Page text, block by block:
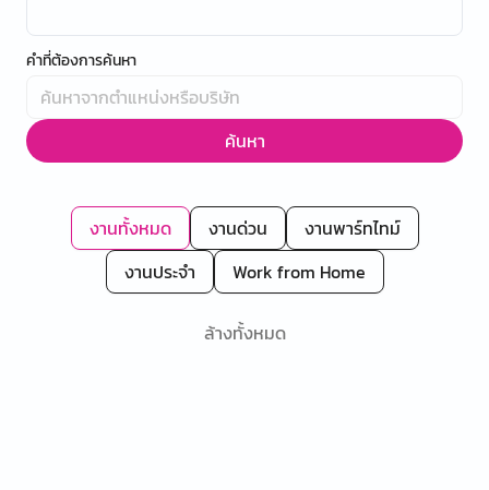
คำที่ต้องการค้นหา
ค้นหา
งานทั้งหมด งานด่วน
งานพาร์ทไทม์
งานประจำ
Work from Home
ล้างทั้งหมด